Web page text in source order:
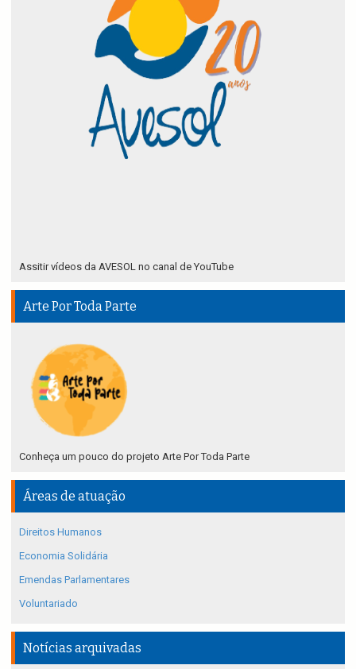
Assitir vídeos da AVESOL no canal de YouTube
Arte Por Toda Parte
Conheça um pouco do projeto Arte Por Toda Parte
Áreas de atuação
Direitos Humanos
Economia Solidária
Emendas Parlamentares
Voluntariado
Notícias arquivadas